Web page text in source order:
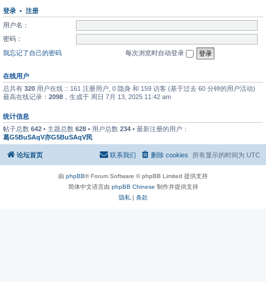
登录 • 注册
用户名：
密码：
我忘记了自己的密码
每次浏览时自动登录
在线用户
总共有 320 用户在线 :: 161 注册用户, 0 隐身 和 159 访客 (基于过去 60 分钟的用户活动)
最高在线记录： 2098 ，生成于 周日 7月 13, 2025 11:42 am
统计信息
帖子总数 642 • 主题总数 628 • 用户总数 234 • 最新注册的用户：
葛G5BuSAqV亦G5BuSAqV民
论坛首页 所有显示的时间为 UTC
删除 cookies
联系我们
由 phpBB® Forum Software © phpBB Limited 提供支持
简体中文语言由 phpBB Chinese 制作并提供支持
隐私| 条款